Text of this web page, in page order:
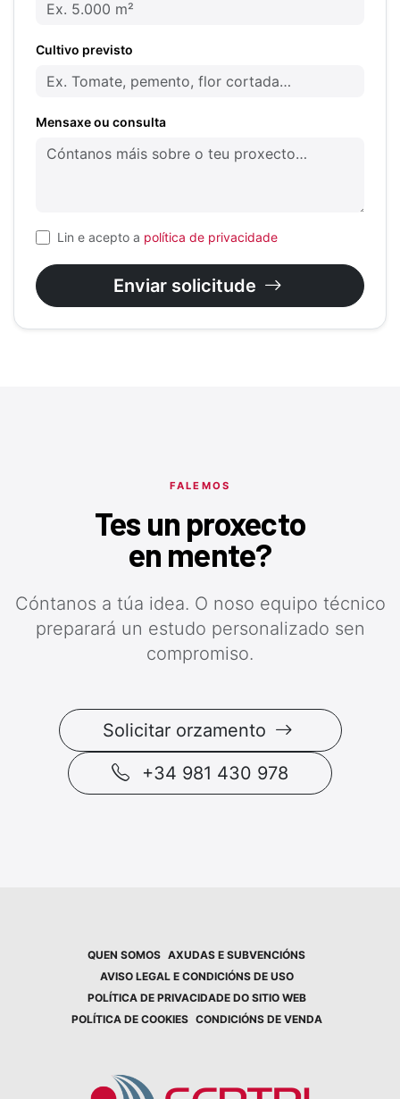
Cultivo previsto
Mensaxe ou consulta
Lin e acepto a política de privacidade
Enviar solicitude
FALEMOS
Tes un proxecto
en mente?
Cóntanos a túa idea. O noso equipo técnico
preparará un estudo personalizado sen
compromiso.
Solicitar orzamento
+34 981 430 978
QUEN SOMOS AXUDAS E SUBVENCIÓNS
AVISO LEGAL E CONDICIÓNS DE USO
POLÍTICA DE PRIVACIDADE DO SITIO WEB
POLÍTICA DE COOKIES CONDICIÓNS DE VENDA